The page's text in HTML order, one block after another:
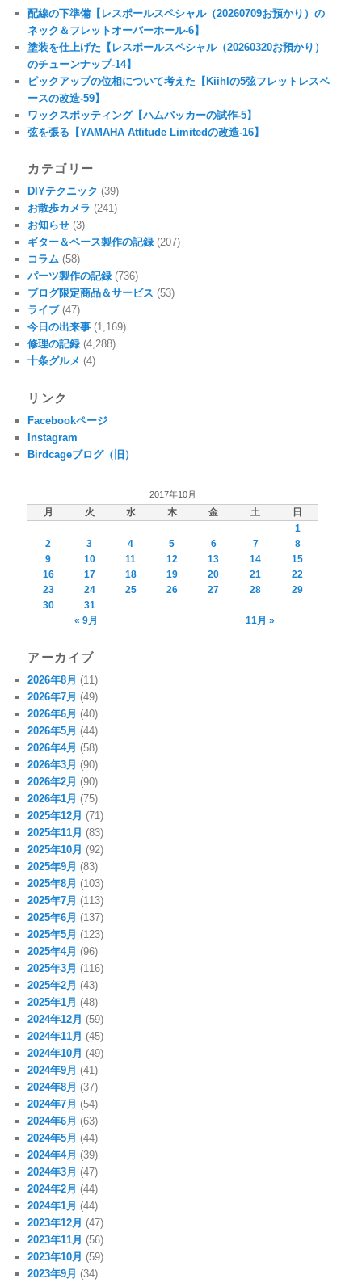
配線の下準備【レスポールスペシャル（20260709お預かり）の
ネック＆フレットオーバーホール-6】
塗装を仕上げた【レスポールスペシャル（20260320お預かり）
のチューンナップ-14】
ピックアップの位相について考えた【Kiihlの5弦フレットレスベ
ースの改造-59】
ワックスポッティング【ハムバッカーの試作-5】
弦を張る【YAMAHA Attitude Limitedの改造-16】
カテゴリー
DIYテクニック (39)
お散歩カメラ (241)
お知らせ (3)
ギター＆ベース製作の記録 (207)
コラム (58)
パーツ製作の記録 (736)
ブログ限定商品＆サービス (53)
ライブ(47)
今日の出来事 (1,169)
修理の記録 (4,288)
十条グルメ (4)
リンク
Facebookページ
Instagram
Birdcageブログ（旧）
2017年10月
月 火 水 木 金 土
日
1
2
3 4 5 6 7
8
9
10 11 12 13 14
15
16
17 18 19 20 21
22
23
24 25 26 27 28
29
30
31
« 9月
11月 »
アーカイブ
2026年8月 (11)
2026年7月 (49)
2026年6月 (40)
2026年5月 (44)
2026年4月 (58)
2026年3月 (90)
2026年2月 (90)
2026年1月 (75)
2025年12月 (71)
2025年11月 (83)
2025年10月 (92)
2025年9月 (83)
2025年8月 (103)
2025年7月 (113)
2025年6月 (137)
2025年5月 (123)
2025年4月 (96)
2025年3月 (116)
2025年2月 (43)
2025年1月 (48)
2024年12月 (59)
2024年11月 (45)
2024年10月 (49)
2024年9月 (41)
2024年8月 (37)
2024年7月 (54)
2024年6月 (63)
2024年5月 (44)
2024年4月 (39)
2024年3月 (47)
2024年2月 (44)
2024年1月 (44)
2023年12月 (47)
2023年11月 (56)
2023年10月 (59)
2023年9月 (34)